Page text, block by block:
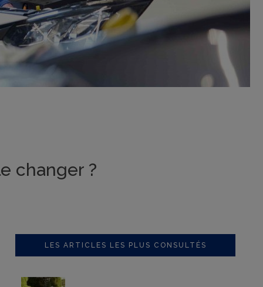
changer ?
LES ARTICLES LES PLUS CONSULTÉS